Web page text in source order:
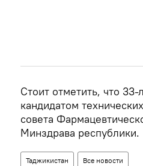
Стоит отметить, что
кандидатом
совета
Минздрава республики.
Таджикистан Все новости